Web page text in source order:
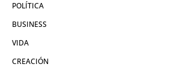
POLÍTICA
BUSINESS
VIDA
CREACIÓN